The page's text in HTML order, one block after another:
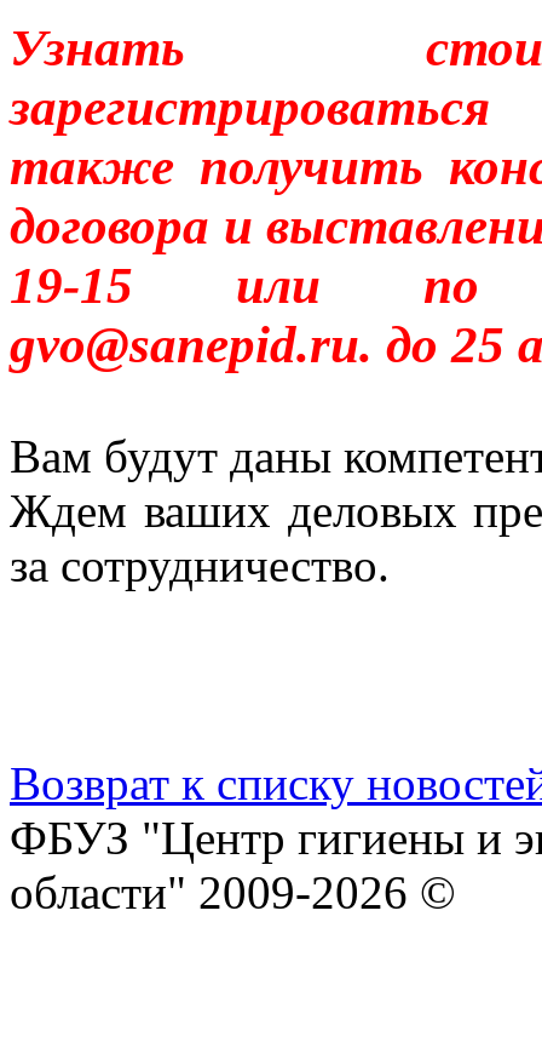
Узнать
также получить
договора и
19-15 или по
gvo@sanepid.ru. до 25
Вам будут даны
Ждем ваших деловых
за сотрудничество.
Возврат к списку
ФБУЗ "Центр гигиены и
области" 2009-2026 ©